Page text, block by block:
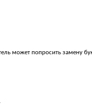
может попросить замену